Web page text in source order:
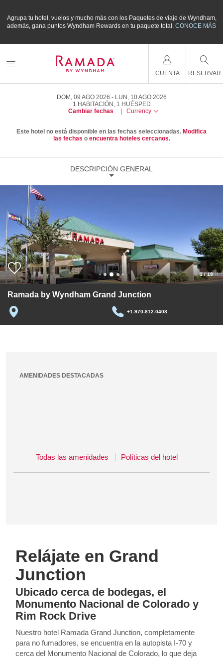
Agrupa tu hotel, vuelos y mucho más con los Paquetes de viaje de Wyndham,
además, gana puntos Wyndham Rewards en tu paquete total.CONOCE MÁS
CUENTA RESERVAR
DOM, 09 AGO 2026
LUN, 10 AGO 2026
1 HABITACIÓN , 1 HUÉSPED
Cambiar fechas
Currency
Este hotel no está disponible en las fechas seleccionadas. Modifica
las fechas o encuentra hoteles cercanos.
DESCRIPCIÓN GENERAL
1/19
Ramada by Wyndham Grand Junction
+1-970-812-0408
AMENIDADES DESTACADAS
Todas las amenidades Políticas del hotel
Relájate en Grand
Junction
Ubicado cerca de bodegas, el
Monumento Nacional de Colorado y
Rim Rock Drive
Nuestro hotel Ramada Grand Junction, completamente
para no fumadores, se encuentra en la autopista I-70 y
cerca del Monumento Nacional de Colorado, lo que deja